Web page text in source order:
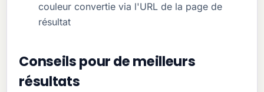
couleur convertie via l'URL de la page de
résultat
Conseils pour de meilleurs
résultats